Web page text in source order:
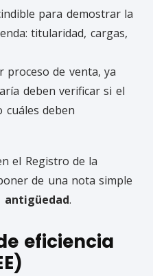
para demostrar la
titularidad, cargas,
proceso de venta, ya
deben verificar si el
cuáles deben
el Registro de la
de una nota simple
antigüedad.
eficiencia